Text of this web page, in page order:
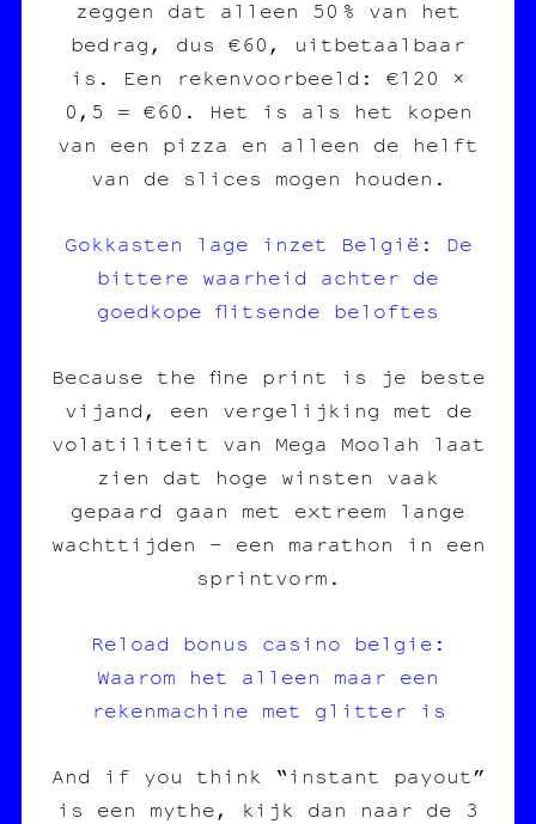
zeggen dat alleen 50 % van het
bedrag, dus €60, uitbetaalbaar
is. Een rekenvoorbeeld: €120 ×
0,5 = €60. Het is als het kopen
van een pizza en alleen de helft
van de slices mogen houden.
Gokkasten lage inzet België: De
bittere waarheid achter de
goedkope flitsende beloftes
Because the fine print is je beste
vijand, een vergelijking met de
volatiliteit van Mega Moolah laat
zien dat hoge winsten vaak
gepaard gaan met extreem lange
wachttijden – een marathon in een
sprintvorm.
Reload bonus casino belgie:
Waarom het alleen maar een
rekenmachine met glitter is
And if you think “instant payout”
is een mythe, kijk dan naar de 3